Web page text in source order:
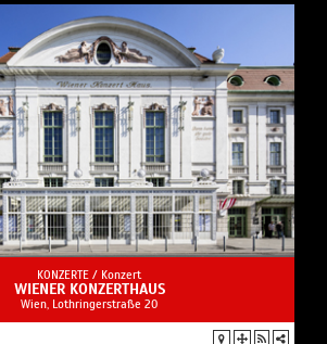
KONZERTE / Konzert
WIENER KONZERTHAUS
Wien, Lothringerstraße 20